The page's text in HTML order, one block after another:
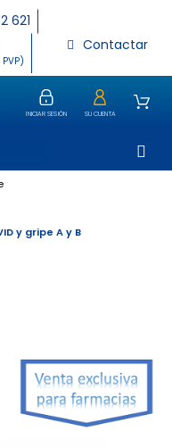
621
Contactar
INICIAR SESIÓN SU CUENTA
y gripe A y B